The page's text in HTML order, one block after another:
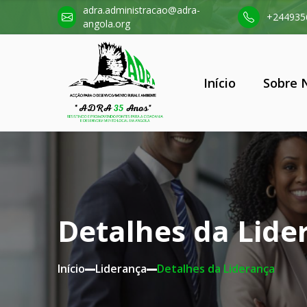
adra.administracao@adra-
angola.org
Início Sobre
Detalhes da
Início Liderança Detalhes da Liderança